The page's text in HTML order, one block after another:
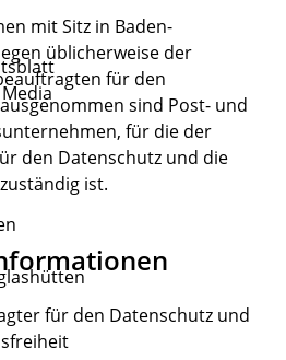
mit Sitz in Baden-
üblicherweise der
für den
sind Post- und
für die der
den Datenschutz und die
ist.
für den Datenschutz und